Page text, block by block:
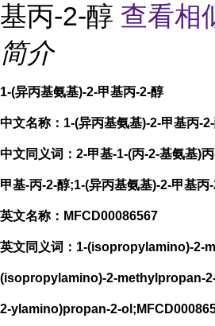
基丙-2-醇 查看相
简介
1-(异丙基氨基)-2-甲基丙-2-醇
中文名称：1-(异丙基氨基)-2-甲基丙-
中文同义词：2-甲基-1-(丙-2-基氨基)
甲基-丙-2-醇;1-(异丙基氨基)-2-甲基丙
英文名称：MFCD00086567
英文同义词：1-(isopropylamino)-2-
(isopropylamino)-2-methylpropan-
2-ylamino)propan-2-